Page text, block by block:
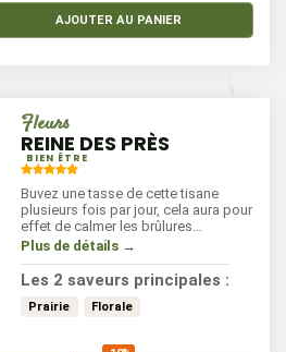
AJOUTER AU PANIER
Fleurs
REINE DES PRÈS
BIEN ÊTRE
Buvez une tasse de cette tisane
plusieurs fois par jour, cela aura pour
effet de calmer les brûlures
d'estomac et de faciliter la
Plus de détails →
Les 2 saveurs principales :
Prairie Florale